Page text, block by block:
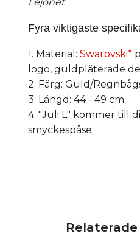
Fyra viktigaste
1. Material: Swarovski*
logo, guldpläterade
2. Färg: Guld/
3. Längd: 44 - 49 cm.
4. "Juli L" kommer till
smyckespåse.